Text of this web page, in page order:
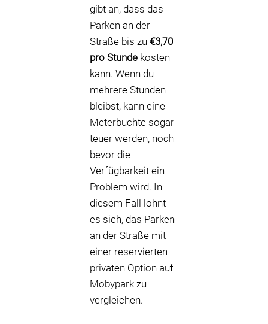
gibt an, dass das
Parken an der
Straße bis zu €3,70
pro Stunde kosten
kann. Wenn du
mehrere Stunden
bleibst, kann eine
Meterbuchte sogar
teuer werden, noch
bevor die
Verfügbarkeit ein
Problem wird. In
diesem Fall lohnt
es sich, das Parken
an der Straße mit
einer reservierten
privaten Option auf
Mobypark zu
vergleichen.